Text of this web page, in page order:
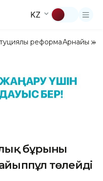
KZ
реформаАрнайы
бұрынғы
төлейді